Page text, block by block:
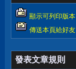
顯示可列印版本
傳送本頁給好友
發表文章規則